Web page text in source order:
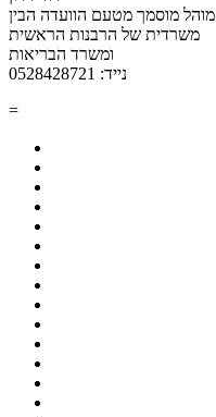
מוהל מוסמך מטעם הוועדה הבין
משרדית של הרבנות הראשית
ומשרד הבריאות
נייד: 0528428721
=